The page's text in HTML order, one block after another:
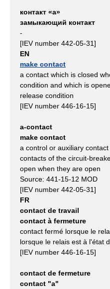
контакт «а»
замыкающий контакт
-
[IEV number 442-05-31]
EN
make contact
a contact which is closed
condition and which is
release condition
[IEV number 446-16-15]
a-contact
make contact
a control or auxiliary
contacts of the
open when they are open
Source: 441-15-12 MOD
[IEV number 442-05-31]
FR
contact de travail
contact à fermeture
contact fermé lorsque le
lorsque le relais est à l'état
[IEV number 446-16-15]
contact de fermeture
contact "a"